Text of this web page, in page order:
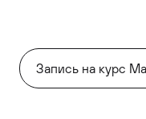
Запись на курс